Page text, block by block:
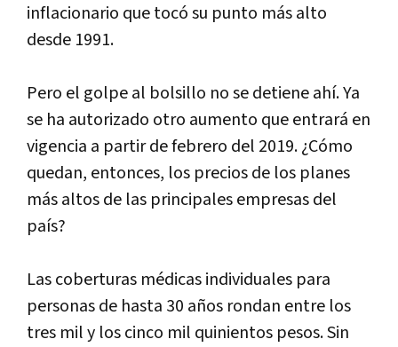
inflacionario que tocó su punto más alto
desde 1991.
Pero el golpe al bolsillo no se detiene ahí. Ya
se ha autorizado otro aumento que entrará en
vigencia a partir de febrero del 2019. ¿Cómo
quedan, entonces, los precios de los planes
más altos de las principales empresas del
país?
Las coberturas médicas individuales para
personas de hasta 30 años rondan entre los
tres mil y los cinco mil quinientos pesos. Sin